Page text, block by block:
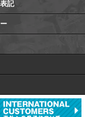
記